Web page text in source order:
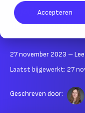
Accepteren
Wijzigingen in
pensioen
27 november 2023 –
Laatst bijgewerkt: 27
Geschreven door: